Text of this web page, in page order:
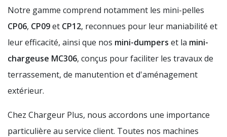
Notre gamme comprend notamment les mini-pelles
CP06, CP09et CP12, reconnues pour leur maniabilité et
leur efficacité, ainsi que nos mini-dumpers et la mini-
chargeuse MC306, conçus pour faciliter les travaux de
terrassement, de manutention et d'aménagement
extérieur.
Chez Chargeur Plus, nous accordons une importance
particulière au service client. Toutes nos machines